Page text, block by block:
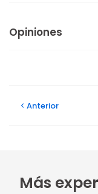
Opiniones
Anterior
Más